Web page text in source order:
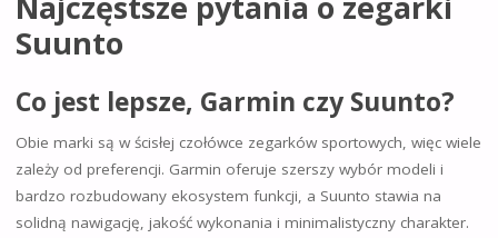
Suunto
Co jest lepsze, Garmin czy Suunto?
Obie marki są w ścisłej czołówce zegarków sportowych, więc wiele
zależy od preferencji. Garmin oferuje szerszy wybór modeli i
bardzo rozbudowany ekosystem funkcji, a Suunto stawia na
solidną nawigację, jakość wykonania i minimalistyczny charakter.